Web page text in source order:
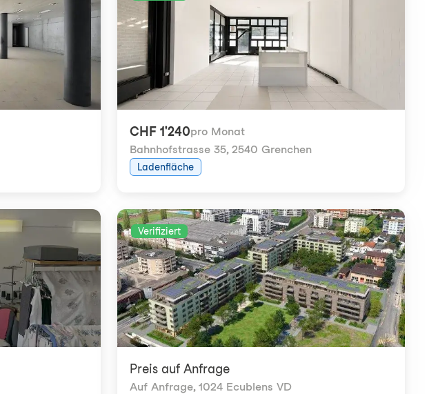
CHF 1'240pro Monat
Bahnhofstrasse 35, 2540 Grenchen
Ladenfläche
Verifiziert
Preis auf Anfrage
Auf Anfrage, 1024 Ecublens VD